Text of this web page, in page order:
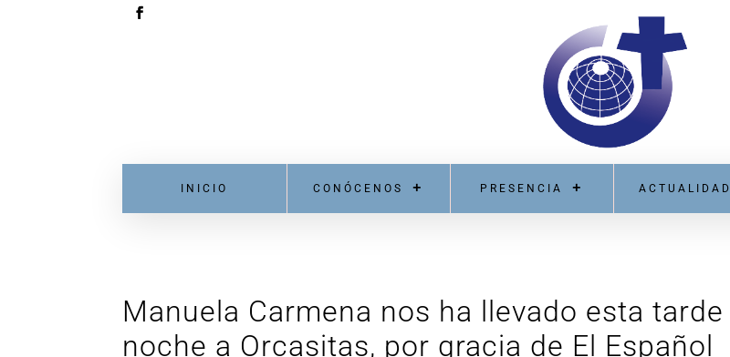
INICIO CONÓCENOS PRESENCIA ACTUALIDAD
Manuela Carmena nos ha llevado esta tarde
noche a Orcasitas, por gracia de El Español